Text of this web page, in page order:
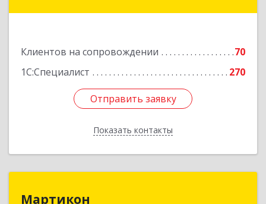
Клиентов на сопровождении
70
1С:Специалист
270
Отправить заявку
Показать контакты
Подробнее
Отправить заявку
Назад
Мартикон